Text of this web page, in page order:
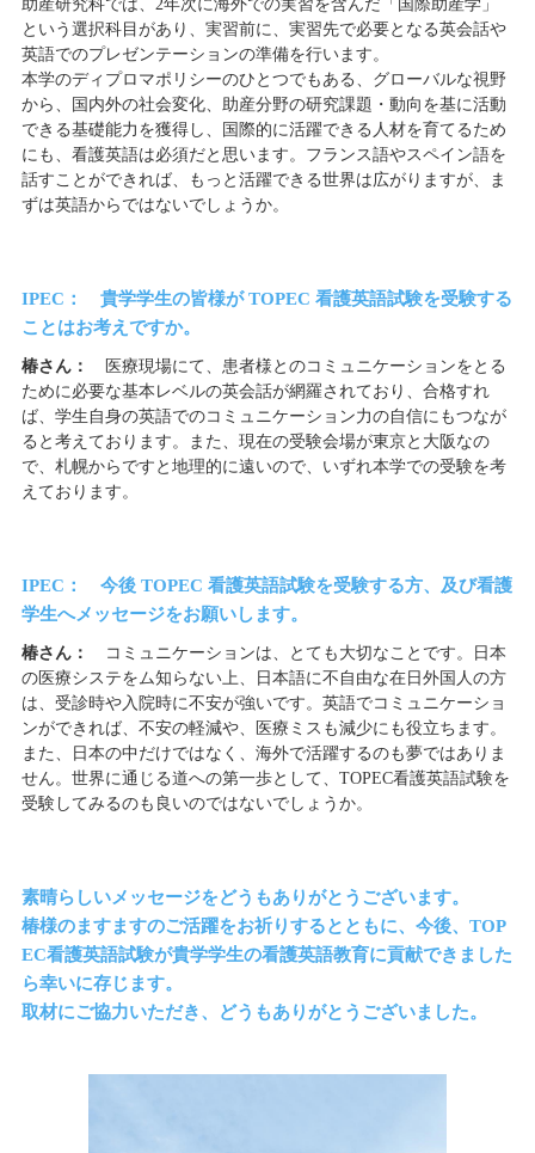
助産研究科では、2年次に海外での実習を含んだ「国際助産学」
という選択科目があり、実習前に、実習先で必要となる英会話や
英語でのプレゼンテーションの準備を行います。
本学のディプロマポリシーのひとつでもある、グローバルな視野
から、国内外の社会変化、助産分野の研究課題・動向を基に活動
できる基礎能力を獲得し、国際的に活躍できる人材を育てるため
にも、看護英語は必須だと思います。フランス語やスペイン語を
話すことができれば、もっと活躍できる世界は広がりますが、ま
ずは英語からではないでしょうか。
IPEC： 貴学学生の皆様が TOPEC 看護英語試験を受験する
ことはお考えですか。
椿さん：
医療現場にて、患者様とのコミュニケーションをとる
ために必要な基本レベルの英会話が網羅されており、合格すれ
ば、学生自身の英語でのコミュニケーション力の自信にもつなが
ると考えております。また、現在の受験会場が東京と大阪なの
で、札幌からですと地理的に遠いので、いずれ本学での受験を考
えております。
IPEC： 今後 TOPEC 看護英語試験を受験する方、及び看護
学生へメッセージをお願いします。
椿さん：
コミュニケーションは、とても大切なことです。日本
の医療システをム知らない上、日本語に不自由な在日外国人の方
は、受診時や入院時に不安が強いです。英語でコミュニケーショ
ンができれば、不安の軽減や、医療ミスも減少にも役立ちます。
また、日本の中だけではなく、海外で活躍するのも夢ではありま
せん。世界に通じる道への第一歩として、TOPEC看護英語試験を
受験してみるのも良いのではないでしょうか。
素晴らしいメッセージをどうもありがとうございます。
椿様のますますのご活躍をお祈りするとともに、今後、TOP
EC看護英語試験が貴学学生の看護英語教育に貢献できました
ら幸いに存じます。
取材にご協力いただき、どうもありがとうございました。